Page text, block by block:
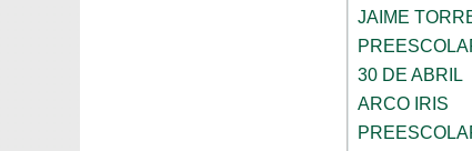
JAIME
30 DE ABRIL
ARCO IRIS